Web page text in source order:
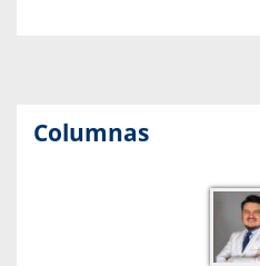
Columnas